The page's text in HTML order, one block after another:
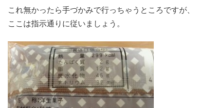
これ無かったら手づかみで行っちゃうところですが、
ここは指示通りに従いましょう。